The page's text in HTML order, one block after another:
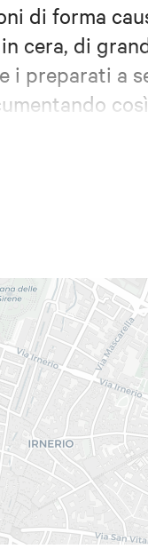
di forma
cera, di
i preparati a